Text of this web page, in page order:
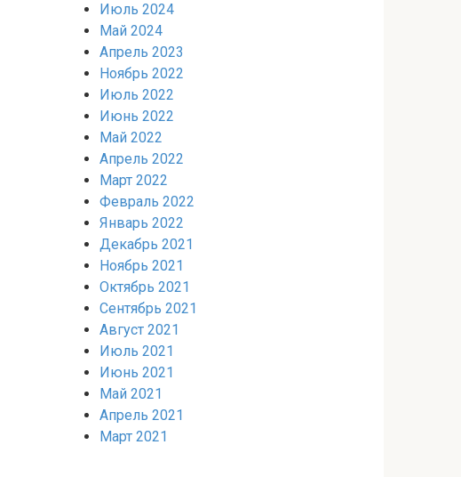
Июль 2024
Май 2024
Апрель 2023
Ноябрь 2022
Июль 2022
Июнь 2022
Май 2022
Апрель 2022
Март 2022
Февраль 2022
Январь 2022
Декабрь 2021
Ноябрь 2021
Октябрь 2021
Сентябрь 2021
Август 2021
Июль 2021
Июнь 2021
Май 2021
Апрель 2021
Март 2021